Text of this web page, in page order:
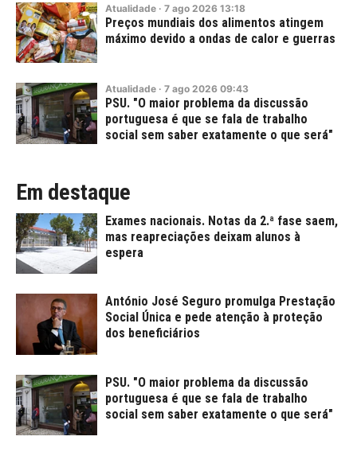
Atualidade · 7 ago 2026 13:18
Preços mundiais dos alimentos atingem
máximo devido a ondas de calor e guerras
Atualidade · 7 ago 2026 09:43
PSU. "O maior problema da discussão
portuguesa é que se fala de trabalho
social sem saber exatamente o que será"
Em destaque
Exames nacionais. Notas da 2.ª fase saem,
mas reapreciações deixam alunos à
espera
António José Seguro promulga Prestação
Social Única e pede atenção à proteção
dos beneficiários
PSU. "O maior problema da discussão
portuguesa é que se fala de trabalho
social sem saber exatamente o que será"